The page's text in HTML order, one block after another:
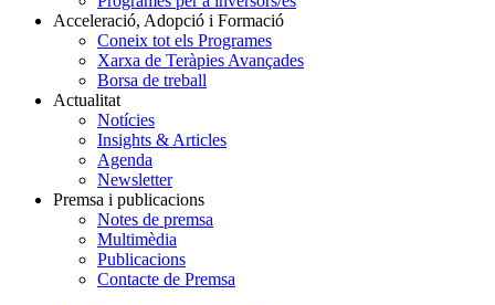
Acceleració, Adopció i Formació
Coneix tot els Programes
Xarxa de Teràpies Avançades
Borsa de treball
Actualitat
Notícies
Insights & Articles
Agenda
Newsletter
Premsa i publicacions
Notes de premsa
Multimèdia
Publicacions
Contacte de Premsa